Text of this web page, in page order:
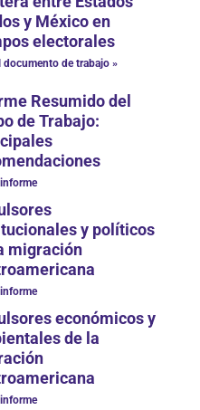
y México en
electorales
documento de trabajo »
Resumido del
de Trabajo:
y políticos
migración
económicos y
de la